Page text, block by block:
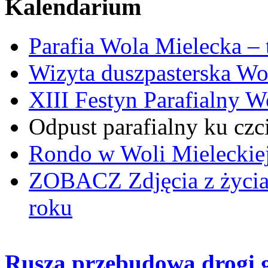
Kalendarium
Parafia Wola Mielecka
Wizyta duszpasterska
XIII Festyn Parafialny
Odpust parafialny ku
Rondo w Woli
ZOBACZ Zdjęcia z
roku